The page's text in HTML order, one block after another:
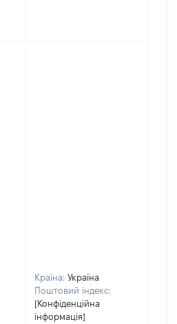
Країна: Україна
Поштовий індекс:
[Конфіденційна
інформація]